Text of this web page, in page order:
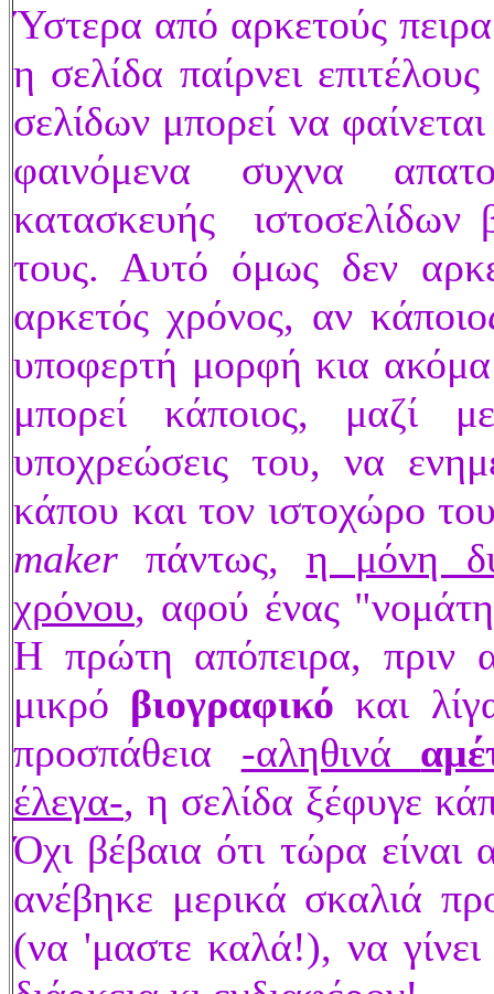
Ύστερα από αρκετούς
η σελίδα παίρνει
σελίδων μπορεί να
φαινόμενα συχνα
κατασκευής ιστοσελίδων
τους. Αυτό όμως δεν
αρκετός χρόνος, αν
υποφερτή μορφή κια ακόμα
μπορεί κάποιος, μαζί
υποχρεώσεις του, να
κάπου και τον ιστοχώρο
maker πάντως, η μόνη
χρόνου, αφού ένας
Η πρώτη απόπειρα, πριν
μικρό βιογραφικό και
προσπάθεια -αληθινά
έλεγα-, η σελίδα ξέφυγε
Όχι βέβαια ότι τώρα
ανέβηκε μερικά σκαλιά
(να 'μαστε καλά!), να